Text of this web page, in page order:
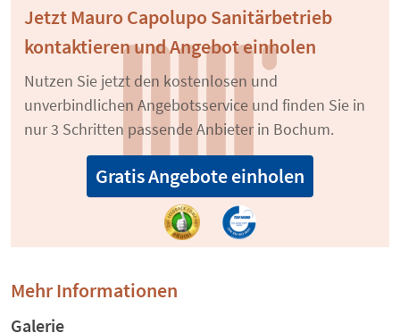
Jetzt Mauro Capolupo Sanitärbetrieb
kontaktieren und Angebot einholen
Nutzen Sie jetzt den kostenlosen und
unverbindlichen Angebotsservice und finden Sie in
nur 3 Schritten passende Anbieter in Bochum.
Gratis Angebote einholen
Mehr Informationen
Galerie